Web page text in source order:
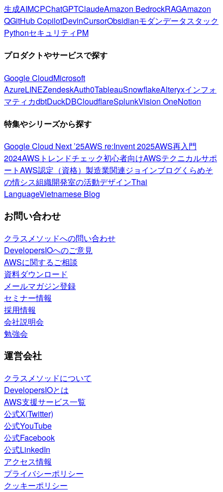
生成AIMCPChatGPTClaudeAmazon BedrockRAGAmazon
QGitHub CopilotDevinCursorObsidianモダンデータスタック
PythonセキュリティPM
プロダクトやサービスで探す
Google CloudMicrosoft
AzureLINEZendeskAuth0TableauSnowflakeAlteryxインフォ
マティカdbtDuckDBCloudflareSplunkVision OneNotion
特集やシリーズから探す
Google Cloud Next ’25AWS re:Invent 2025AWS再入門
2024AWSトレンドチェック初心者向けAWSテクニカルサポ
ートAWS認定（資格） 製造業関連ジョインブログくらめそ
の情シス組織開発室の活動デザインThai
LanguageVietnamese Blog
お問い合わせ
クラスメソッドへの問い合わせ
DevelopersIOへのご意見
AWSに関するご相談
資料ダウンロード
メールマガジン登録
セミナー情報
採用情報
会社説明会
勉強会
運営会社
クラスメソッドについて
DevelopersIOとは
AWS支援サービス一覧
公式X(Twitter)
公式YouTube
公式Facebook
公式LinkedIn
アクセス情報
プライバシーポリシー
クッキーポリシー